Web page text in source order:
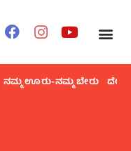
ನಮ್ಮ ಊರು-ನಮ್ಮ ಬೇರು ದೇಶ